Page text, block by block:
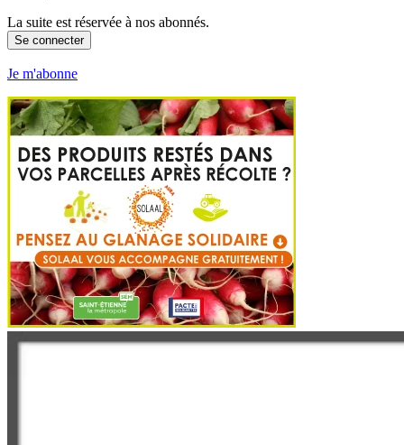
La suite est réservée à nos abonnés.
Se connecter
Je m'abonne